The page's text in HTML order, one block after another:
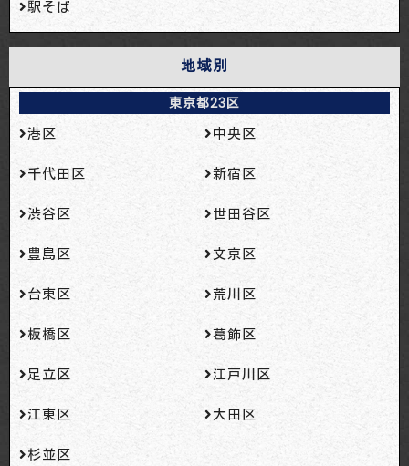
駅そば
地域別
東京都23区
港区 中央区
千代田区 新宿区
渋谷区 世田谷区
豊島区 文京区
台東区 荒川区
板橋区 葛飾区
足立区 江戸川区
江東区 大田区
杉並区